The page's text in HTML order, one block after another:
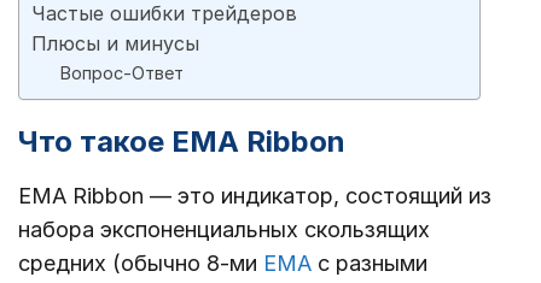
Частые ошибки трейдеров
Плюсы и минусы
Вопрос-Ответ
Что такое EMA Ribbon
EMA Ribbon — это индикатор, состоящий из
набора экспоненциальных скользящих
средних (обычно 8-ми EMA с разными